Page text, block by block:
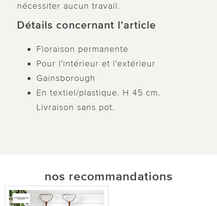
nécessiter aucun travail.
Détails concernant l’article
Floraison permanente
Pour l'intérieur et l'extérieur
Gainsborough
En textiel/plastique. H 45 cm.
Livraison sans pot.
nos recommandations